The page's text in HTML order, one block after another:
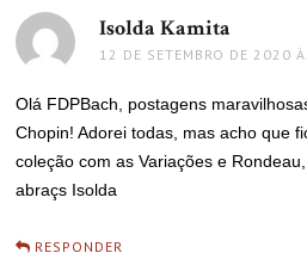
Isolda Kamita
12 DE SETEMBRO DE 2020
Olá FDPBach, postagens
Chopin! Adorei todas, mas acho que
coleção com as Variações e
abraçs Isolda
RESPONDER